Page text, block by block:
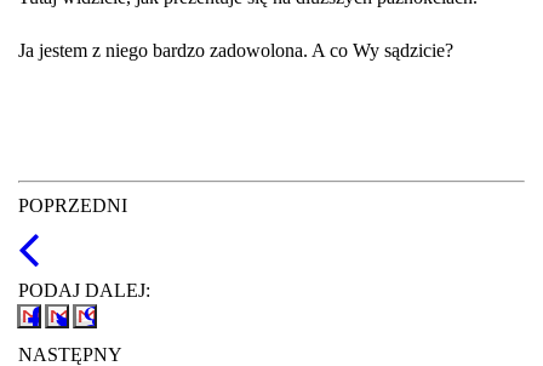
Ja jestem z niego bardzo zadowolona. A co Wy sądzicie?
POPRZEDNI
PODAJ DALEJ:
NASTĘPNY